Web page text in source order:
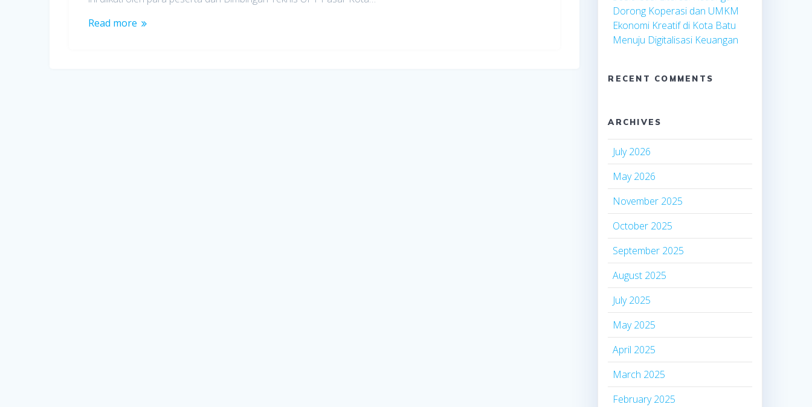
Read more
Dorong Koperasi dan UMKM
Ekonomi Kreatif di Kota Batu
Menuju Digitalisasi Keuangan
RECENT COMMENTS
ARCHIVES
July 2026
May 2026
November 2025
October 2025
September 2025
August 2025
July 2025
May 2025
April 2025
March 2025
February 2025